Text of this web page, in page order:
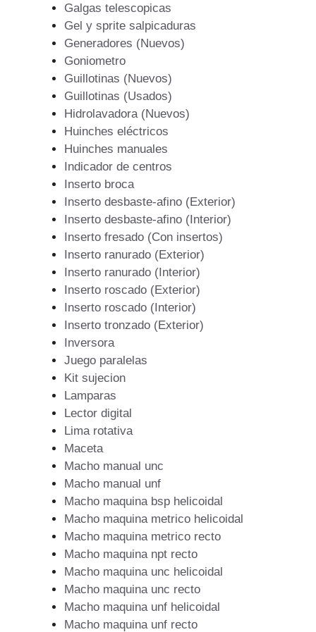
Galgas telescopicas
Gel y sprite salpicaduras
Generadores (Nuevos)
Goniometro
Guillotinas (Nuevos)
Guillotinas (Usados)
Hidrolavadora (Nuevos)
Huinches eléctricos
Huinches manuales
Indicador de centros
Inserto broca
Inserto desbaste-afino (Exterior)
Inserto desbaste-afino (Interior)
Inserto fresado (Con insertos)
Inserto ranurado (Exterior)
Inserto ranurado (Interior)
Inserto roscado (Exterior)
Inserto roscado (Interior)
Inserto tronzado (Exterior)
Inversora
Juego paralelas
Kit sujecion
Lamparas
Lector digital
Lima rotativa
Maceta
Macho manual unc
Macho manual unf
Macho maquina bsp helicoidal
Macho maquina metrico helicoidal
Macho maquina metrico recto
Macho maquina npt recto
Macho maquina unc helicoidal
Macho maquina unc recto
Macho maquina unf helicoidal
Macho maquina unf recto